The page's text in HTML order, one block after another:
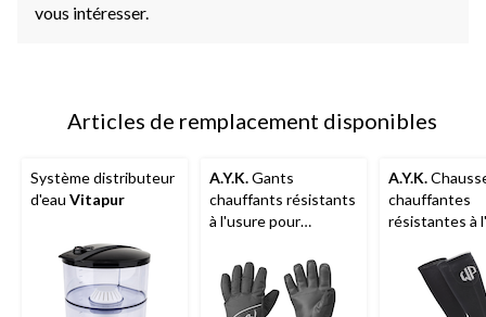
vous intéresser.
Articles de remplacement disponibles
Système distributeur
d'eau Vitapur
A.Y.K.Gants
chauffants résistants
à l'usure pour
A.Y.K.
chauffantes
résistantes à